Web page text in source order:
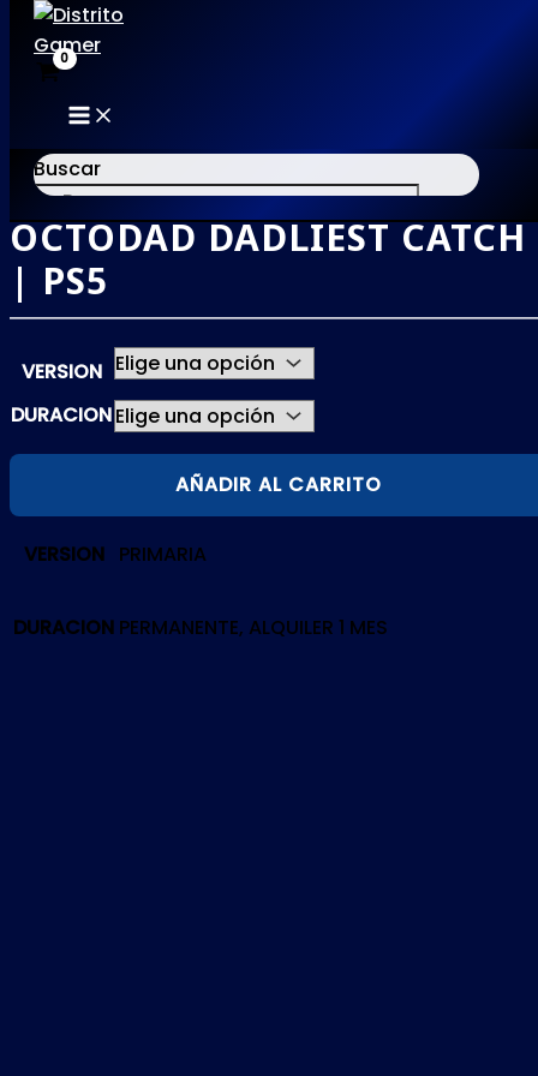
al
contenido
MAIN
MENU
Buscar
×
OCTODAD DADLIEST CATCH
| PS5
VERSION
DURACION
OCTODAD
cantidad
AÑADIR AL CARRITO
VERSION PRIMARIA
DURACION PERMANENTE, ALQUILER 1 MES